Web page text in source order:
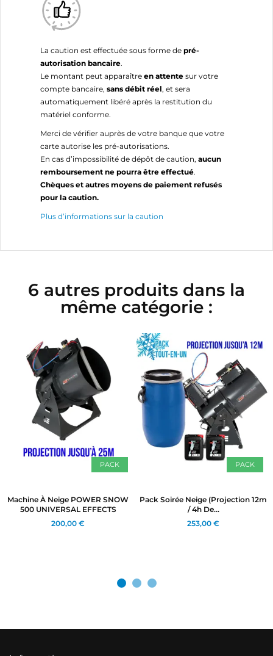
La caution est effectuée sous forme de pré-
autorisation bancaire.
Le montant peut apparaître en attente sur votre
compte bancaire, sans débit réel, et sera
automatiquement libéré après la restitution du
matériel conforme.
Merci de vérifier auprès de votre banque que votre
carte autorise les pré-autorisations.
En cas d’impossibilité de dépôt de caution, aucun
remboursement ne pourra être effectué.
Chèques et autres moyens de paiement refusés
pour la caution.
Plus d’informations sur la caution
6 autres produits dans la
même catégorie :
PACK
Machine À Neige POWER SNOW
500 UNIVERSAL EFFECTS
200,00 €
PACK
Pack Soirée Neige (Projection 12m
/ 4h De...
253,00 €